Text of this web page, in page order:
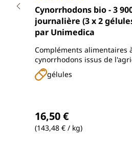
Note moyenne de 5 sur
Cynorrhodons bio - 3
journalière (3 x 2
par Unimedica
Compléments alimentaires
cynorrhodons issus de
biologique contrôlée
gélules
16,50 €
(143,48 € / kg)